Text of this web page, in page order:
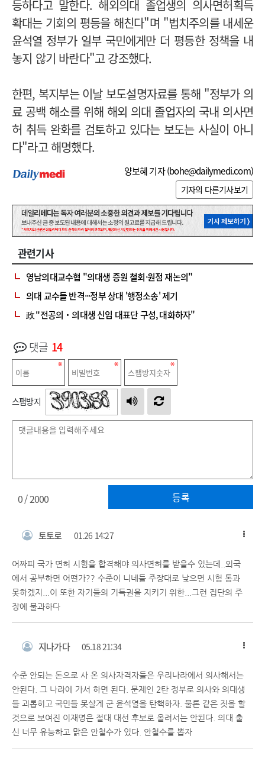
등하다고 말한다. 해외의대 졸업생의 의사면허획득
확대는 기회의 평등을 해친다"며 "법치주의를 내세운
윤석열 정부가 일부 국민에게만 더 평등한 정책을 내
놓지 않기 바란다"고 강조했다.
한편, 복지부는 이날 보도설명자료를 통해 "정부가 의
료 공백 해소를 위해 해외 의대 졸업자의 국내 의사면
허 취득 완화를 검토하고 있다는 보도는 사실이 아니
다"라고 해명했다.
양보혜 기자 (bohe@dailymedi.com)
기자의 다른기사보기
관련기사
영남의대교수협 "의대생 증원 철회·원점 재논의"
의대 교수들 반격···정부 상대 '행정소송' 제기
政 "전공의‧의대생 신임 대표단 구성, 대화하자"
댓글 14
스팸방지
등록
0/ 2000
토토로 01.26 14:27
어짜피 국가 면허 시험을 합격해야 의사면허를 받을수 있는데..외국
에서 공부하면 어떤가?? 수준이 니네들 주장대로 낮으면 시험 통과
못하겠지...이 또한 자기들의 기득권을 지키기 위한...그런 집단의 주
장에 불과하다
지나가다 05.18 21:34
수준 안되는 돈으로 사 온 의사자격자들은 우리나라에서 의사해서는
안된다. 그 나라에 가서 하면 된다. 문제인 2탄 정부로 의사와 의대생
들 괴롭히고 국민들 못살게 군 윤석열을 탄핵하자. 물론 같은 짓을 할
것으로 보여진 이재명은 절대 대선 후보로 올려서는 안된다. 의대 출
신 너무 유능하고 맑은 안철수가 있다. 안철수를 뽑자